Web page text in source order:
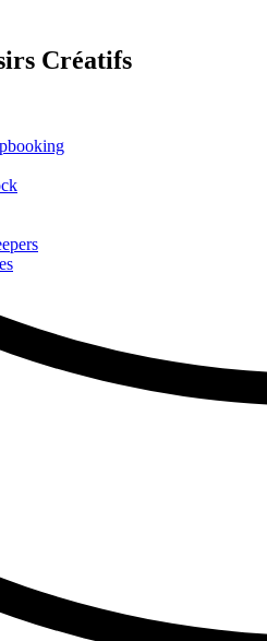
Créatifs